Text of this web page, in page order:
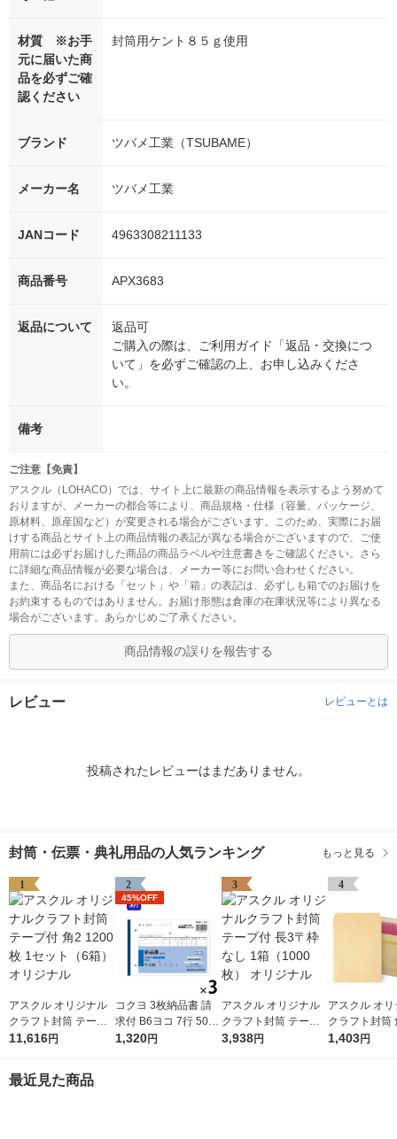
材質 ※お手
元に届いた商
品を必ずご確
認ください
封筒用ケント８５ｇ使用
ブランド ツバメ工業（TSUBAME）
メーカー名 ツバメ工業
JANコード 4963308211133
商品番号 APX3683
返品について
返品可
ご購入の際は、ご利用ガイド「返品・交換につ
いて」を必ずご確認の上、お申し込みくださ
い。
備考
ご注意【免責】
アスクル（LOHACO）では、サイト上に最新の商品情報を表示するよう努めて
おりますが、メーカーの都合等により、商品規格・仕様（容量、パッケージ、
原材料、原産国など）が変更される場合がございます。このため、実際にお届
けする商品とサイト上の商品情報の表記が異なる場合がございますので、ご使
用前には必ずお届けした商品の商品ラベルや注意書きをご確認ください。さら
に詳細な商品情報が必要な場合は、メーカー等にお問い合わせください。
また、商品名における「セット」や「箱」の表記は、必ずしも箱でのお届けを
お約束するものではありません。お届け形態は倉庫の在庫状況等により異なる
場合がございます。あらかじめご了承ください。
商品情報の誤りを報告する
レビュー レビューとは
投稿されたレビューはまだありません。
封筒・伝票・典礼用品の人気ランキング もっと見る
1
アスクル オリジナル
クラフト封筒 テープ
付 角2 1200枚 1セッ
11,616円
2
45%OFF
コクヨ 3枚納品書 請
求付 B6ヨコ 7行 50組
3冊 ノーカーボン複写
1,320円
3
アスクル オリジナル
クラフト封筒 テープ
付 長3〒枠なし 1箱
3,938円
4
アスクル オ
クラフト封筒
1,403円
最近見た商品